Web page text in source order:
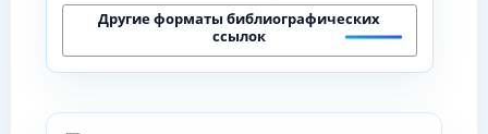
Другие форматы библиографических
ссылок